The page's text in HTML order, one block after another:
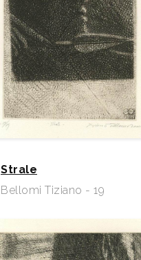
Strale
Bellomi Tiziano - 19